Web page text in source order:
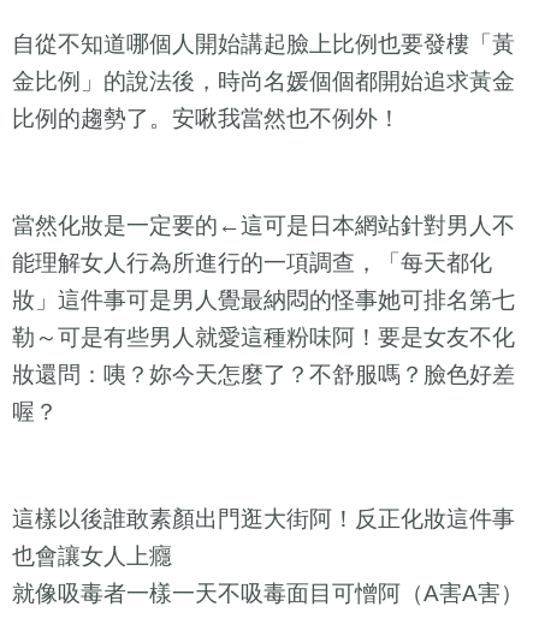
自從不知道哪個人開始講起臉上比例也要發樓「黃
金比例」的說法後，時尚名媛個個都開始追求黃金
比例的趨勢了。安啾我當然也不例外！
當然化妝是一定要的 ←這可是日本網站針對男人不
能理解女人行為所進行的一項調查，「每天都化
妝」這件事可是男人覺最納悶的怪事她可排名第七
勒～可是有些男人就愛這種粉味阿！要是女友不化
妝還問：咦？妳今天怎麼了？不舒服嗎？臉色好差
喔？
這樣以後誰敢素顏出門逛大街阿！反正化妝這件事
也會讓女人上癮
就像吸毒者一樣一天不吸毒面目可憎阿（A害A害）